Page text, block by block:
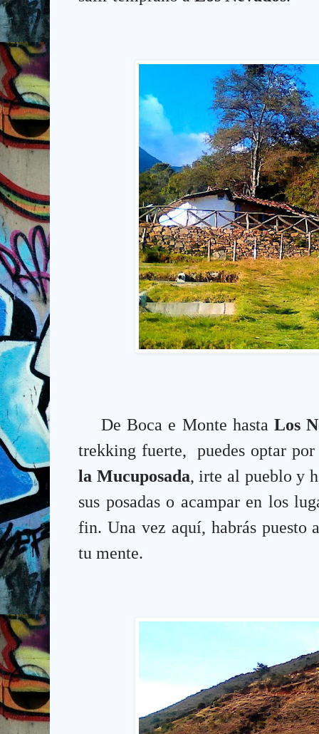
De Boca e Monte hasta Los
trekking fuerte,puedes optar
la Mucuposada, irte al pueblo y
sus posadas o acampar en los
fin. Una vez aquí, habrás puesto
tu mente.